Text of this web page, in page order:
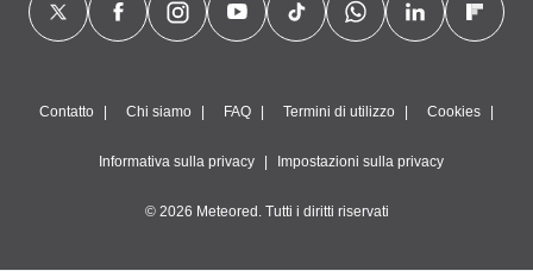
Contatto Chi siamo FAQ Termini di utilizzo Cookies
Informativa sulla privacy Impostazioni sulla privacy
© 2026 Meteored. Tutti i diritti riservati